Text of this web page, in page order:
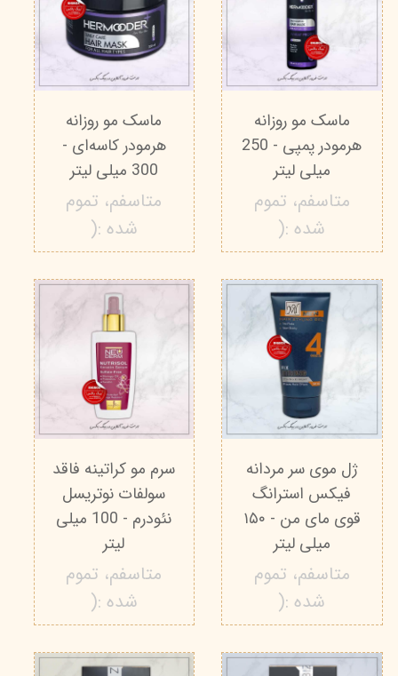
ماسک مو روزانه
هرمودر پمپی - 250
میلی لیتر
متاسفم، تموم
شده :(
ماسک مو روزانه
هرمودر کاسه‌ای -
300 میلی لیتر
متاسفم، تموم
شده :(
ژل موی سر مردانه
فیکس استرانگ
قوی مای من - ۱۵۰
میلی لیتر
متاسفم، تموم
شده :(
سرم مو کراتینه فاقد
سولفات نوتریسل
نئودرم - 100 میلی‌
لیتر
متاسفم، تموم
شده :(